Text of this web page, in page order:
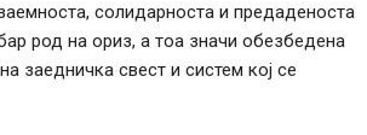
солидарноста и предаденоста
род на ориз, а тоа значи обезбедена
заедничка свест и систем кој се